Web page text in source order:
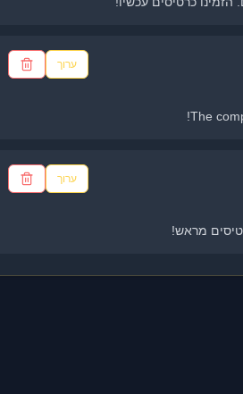
The
ערוך
ערוך